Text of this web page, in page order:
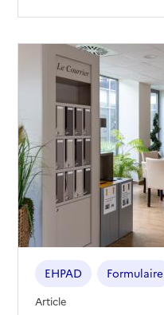
EHPAD Formulaire
Article